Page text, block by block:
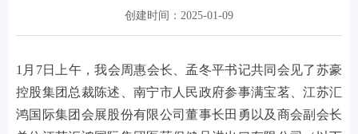
创建时间： 2025-01-09
1月7日上午，我会周惠会长、孟冬平书记共同会见了苏豪
控股集团总裁陈述、南宁市人民政府参事满宝茗、江苏汇
鸿国际集团会展股份有限公司董事长田勇以及商会副会长